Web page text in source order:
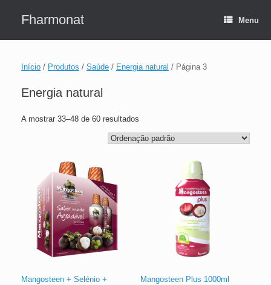
Fharmonat Menu
Início / Produtos / Saúde / Energia natural / Página 3
Energia natural
A mostrar 33–48 de 60 resultados
Mangosteen + Selénio +
Mangosteen Plus 1000ml